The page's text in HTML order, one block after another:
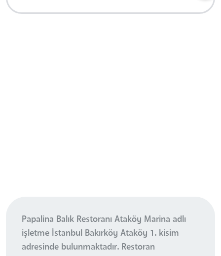
Papalina Balık Restoranı Ataköy Marina adlı
işletme İstanbul Bakırköy Ataköy 1. kisim
adresinde bulunmaktadır. Restoran